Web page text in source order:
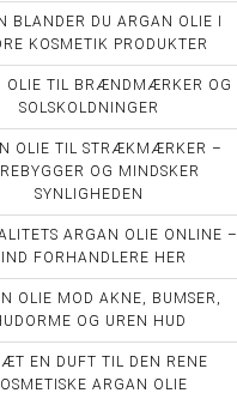
BLANDER DU ARGAN OLIE I
KOSMETIK PRODUKTER
OLIE TIL BRÆNDMÆRKER OG
SOLSKOLDNINGER
OLIE TIL STRÆKMÆRKER –
OG MINDSKER
SYNLIGHEDEN
ARGAN OLIE ONLINE –
FORHANDLERE HER
OLIE MOD AKNE, BUMSER,
OG UREN HUD
EN DUFT TIL DEN RENE
ARGAN OLIE